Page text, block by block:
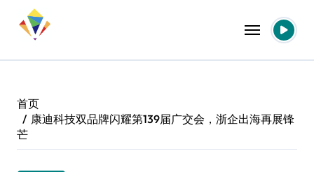
首页
康迪科技双品牌闪耀第139届广交会，浙企出海再展锋
芒